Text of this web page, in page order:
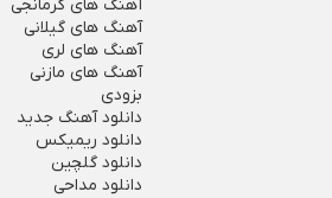
آهنگ های کرمانجی
آهنگ های گیلانی
آهنگ های لری
آهنگ های مازنی
بزودی
دانلود آهنگ جدید
دانلود ریمیکس
دانلود گلچین
دانلود مداحی